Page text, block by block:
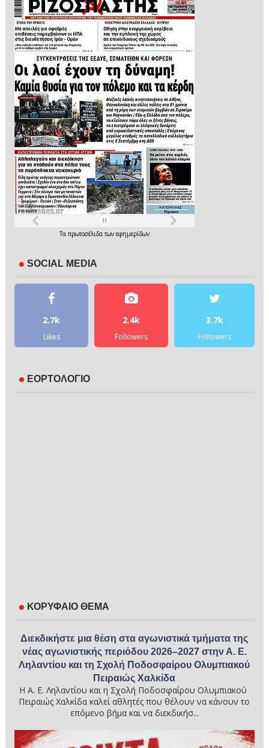
Τα πρωτοσέλιδατων εφημερίδων
SOCIAL MEDIA
2.7k
Likes
2.4k
Followers
3.7k
Followers
ΕΟΡΤΟΛΟΓΙΟ
ΚΟΡΥΦΑΙΟ ΘΕΜΑ
Διεκδικήστε μια θέση στα αγωνιστικά τμήματα της
νέας αγωνιστικής περιόδου 2026–2027 στην Α. Ε.
Ληλαντίου και τη Σχολή Ποδοσφαίρου Ολυμπιακού
Πειραιώς Χαλκίδα
Η Α. Ε. Ληλαντίου και η Σχολή Ποδοσφαίρου Ολυμπιακού
Πειραιώς Χαλκίδα καλεί αθλητές που θέλουν να κάνουν το
επόμενο βήμα και να διεκδικήσ...